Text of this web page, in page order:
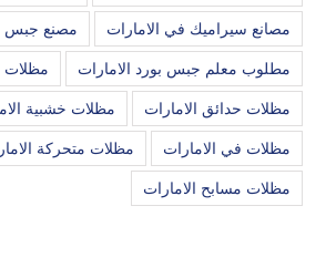
مصانع سيراميك في الامارات مصنع جبس
مطلوب معلم جبس بورد الامارات مظلات
مظلات حدائق الامارات مظلات خشبية
مظلات في الامارات مظلات متحركة
مظلات مسابح الامارات